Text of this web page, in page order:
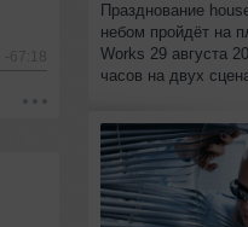
-67:18
Празднование
небом пройдёт на
Works 29 августа
часов на двух